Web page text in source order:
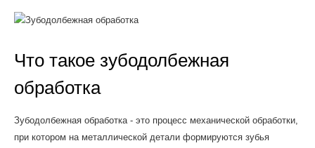
Что такое зубодолбежная
обработка
Зубодолбежная обработка - это процесс механической обработки,
при котором на металлической детали формируются зубья